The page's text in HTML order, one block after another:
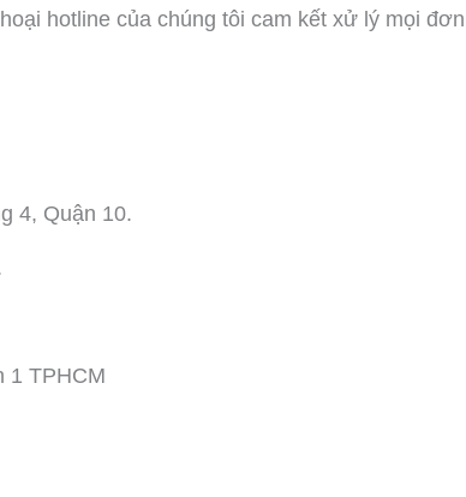
hotline của chúng tôi cam kết xử lý mọi đơn
4, Quận 10.
1 TPHCM